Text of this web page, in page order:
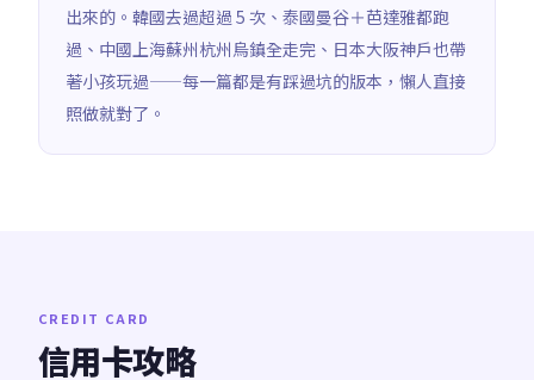
出來的。韓國去過超過 5 次、泰國曼谷＋芭達雅都跑
過、中國上海蘇州杭州烏鎮全走完、日本大阪神戶也帶
著小孩玩過——每一篇都是有踩過坑的版本，懶人直接
照做就對了。
CREDIT CARD
信用卡攻略